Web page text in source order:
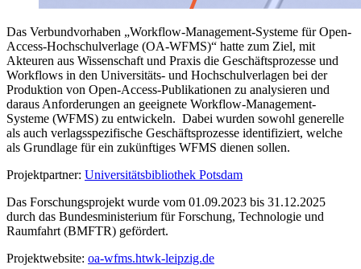
Das Verbundvorhaben „Workflow-Management-Systeme für Open-
Access-Hochschulverlage (OA-WFMS)“ hatte zum Ziel, mit
Akteuren aus Wissenschaft und Praxis die Geschäftsprozesse und
Workflows in den Universitäts- und Hochschulverlagen bei der
Produktion von Open-Access-Publikationen zu analysieren und
daraus Anforderungen an geeignete Workflow-Management-
Systeme (WFMS) zu entwickeln. Dabei wurden sowohl generelle
als auch verlagsspezifische Geschäftsprozesse identifiziert, welche
als Grundlage für ein zukünftiges WFMS dienen sollen.
Projektpartner: Universitätsbibliothek Potsdam
Das Forschungsprojekt wurde vom 01.09.2023 bis 31.12.2025
durch das Bundesministerium für Forschung, Technologie und
Raumfahrt (BMFTR) gefördert.
Projektwebsite: oa-wfms.htwk-leipzig.de